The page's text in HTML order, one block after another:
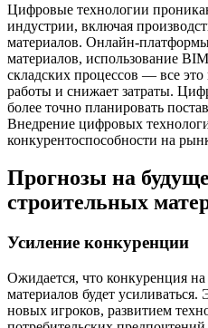
Цифровые технологии
индустрии, включая
материалов. Онлайн-
материалов, использование
складских процессов — все
работы и снижает затраты.
более точно планировать
Внедрение цифровых
конкурентоспособности на
Прогнозы на
строительных
Усиление конкуренции
Ожидается, что конкуренция
материалов будет усиливаться.
новых игроков, развитием